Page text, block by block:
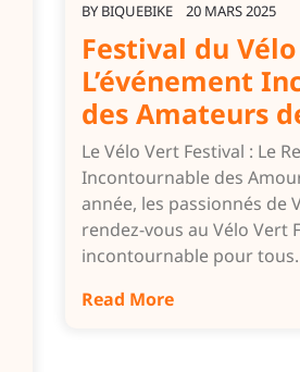
BY BIQUEBIKE 20 MARS 2025
Festival du
L’événement
des Amateurs
Le Vélo Vert Festival : Le
Incontournable des
année, les passionnés de
rendez-vous au Vélo Vert
incontournable pour
Read More